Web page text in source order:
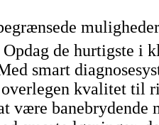
de hurtigste i
smart
kvalitet
være